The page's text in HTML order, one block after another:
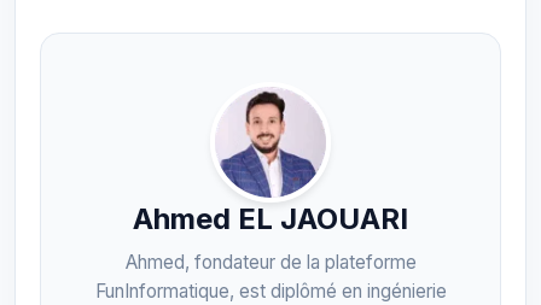
Ahmed EL JAOUARI
Ahmed, fondateur de la plateforme
FunInformatique, est diplômé en ingénierie